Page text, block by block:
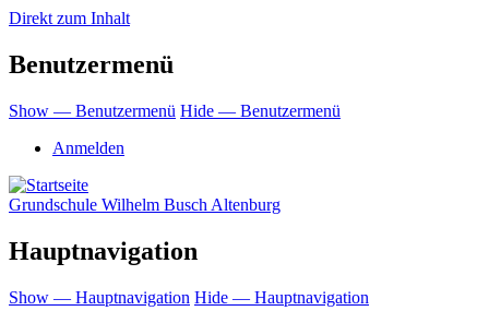
Direkt zum Inhalt
Benutzermenü
Show — Benutzermenü Hide — Benutzermenü
Anmelden
Grundschule Wilhelm Busch Altenburg
Hauptnavigation
Show — Hauptnavigation Hide — Hauptnavigation